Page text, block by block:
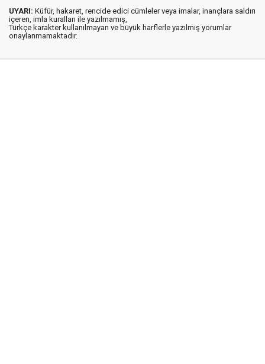
UYARI: Küfür, hakaret, rencide edici cümleler veya imalar, inançlara saldırı
içeren, imla kuralları ile yazılmamış,
Türkçe karakter kullanılmayan ve büyük harflerle yazılmış yorumlar
onaylanmamaktadır.